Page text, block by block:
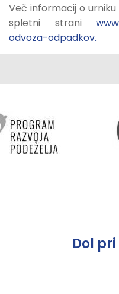
Več informacij o
spletni strani
odvoza-odpadkov.
Dol